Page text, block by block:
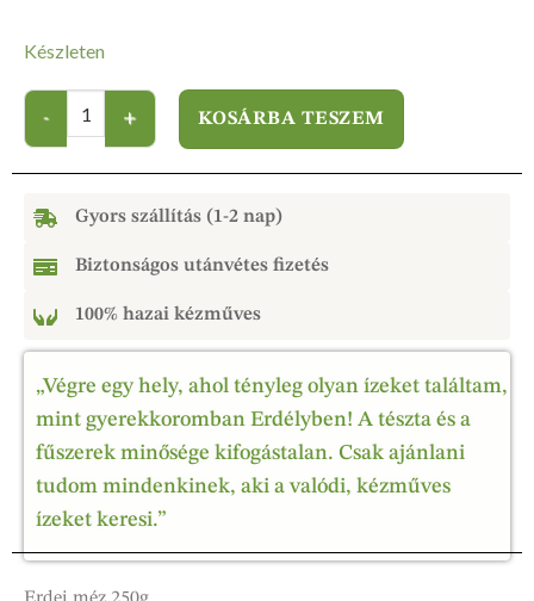
Készleten
KOSÁRBA TESZEM
Gyors szállítás (1-2 nap)
Biztonságos utánvétes fizetés
100% hazai kézműves
„Végre egy hely, ahol tényleg olyan ízeket találtam,
mint gyerekkoromban Erdélyben! A tészta és a
fűszerek minősége kifogástalan. Csak ajánlani
tudom mindenkinek, aki a valódi, kézműves
ízeket keresi.”